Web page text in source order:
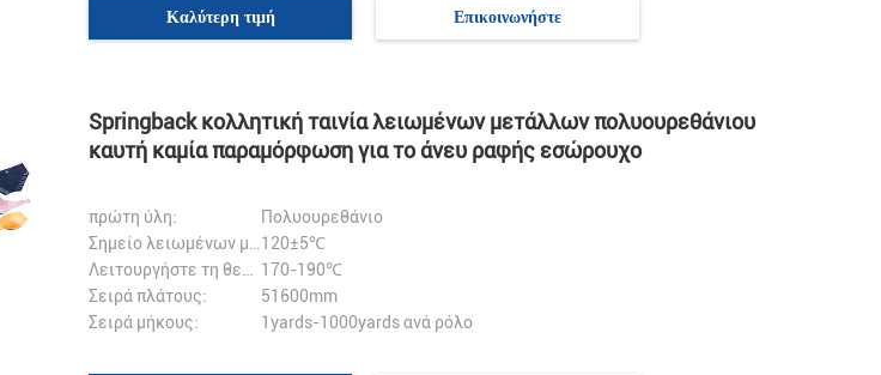
Καλύτερη τιμή Επικοινωνήστε
Springback κολλητική ταινία λειωμένων μετάλλων πολυουρεθάνιου
καυτή καμία παραμόρφωση για το άνευ ραφής εσώρουχο
πρώτη ύλη:
Πολυουρεθάνιο
120±5℃
170-190℃
Σειρά πλάτους:
51600mm
Σειρά μήκους:
1yards-1000yards ανά ρόλο